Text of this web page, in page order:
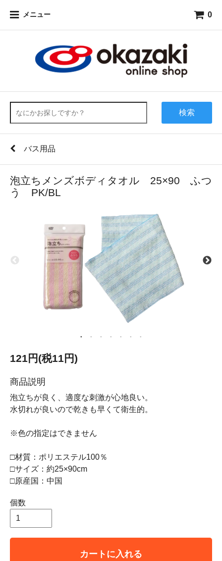
メニュー 0
検索
バス用品
泡立ちメンズボディタオル 25×90 ふつ
う PK/BL
121円(税11円)
商品説明
泡立ちが良く、適度な刺激が心地良い。
水切れが良いので乾きも早くて衛生的。
※色の指定はできません
□材質：ポリエステル100％
□サイズ：約25×90cm
□原産国：中国
個数
カートに入れる